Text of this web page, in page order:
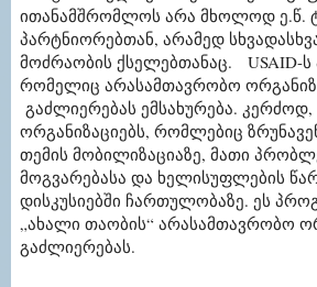
ითანამშრომლოს არა მხოლოდ ე.წ.
პარტნიორებთან, არამედ
მოძრაობის ქსელებთანაც. USAID-ს
რომელიც არასამთავრობო
გაძლიერებას ემსახურება. კერძოდ,
ორგანიზაციებს, რომლებიც
თემის მობილიზაციაზე, მათი
მოგვარებასა და ხელისუფლების
დისკუსიებში ჩართულობაზე. ეს
„ახალი თაობის“ არასამთავრობო
გაძლიერებას.